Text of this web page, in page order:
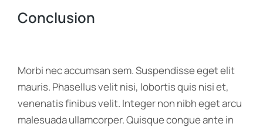
Conclusion
Morbi nec accumsan sem. Suspendisse eget elit
mauris. Phasellus velit nisi, lobortis quis nisi et,
venenatis finibus velit. Integer non nibh eget arcu
malesuada ullamcorper. Quisque congue ante in